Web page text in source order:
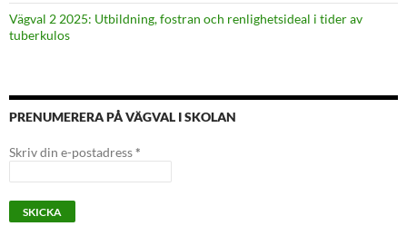
Vägval 2 2025: Utbildning, fostran och renlighetsideal i tider av
tuberkulos
PRENUMERERA PÅ VÄGVAL I SKOLAN
Skriv din e-postadress*